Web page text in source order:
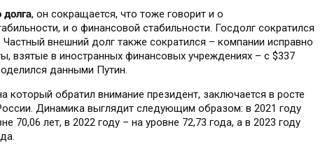
долга, он сокращается, что тоже говорит и о
и о финансовой стабильности. Госдолг сократился
внешний долг также сократился – компании исправно
взятые в иностранных финансовых учреждениях – с $337
данными Путин.
который обратил внимание президент, заключается в росте
Динамика выглядит следующим образом: в 2021 году
70,06 лет, в 2022 году – на уровне 72,73 года, а в 2023 году